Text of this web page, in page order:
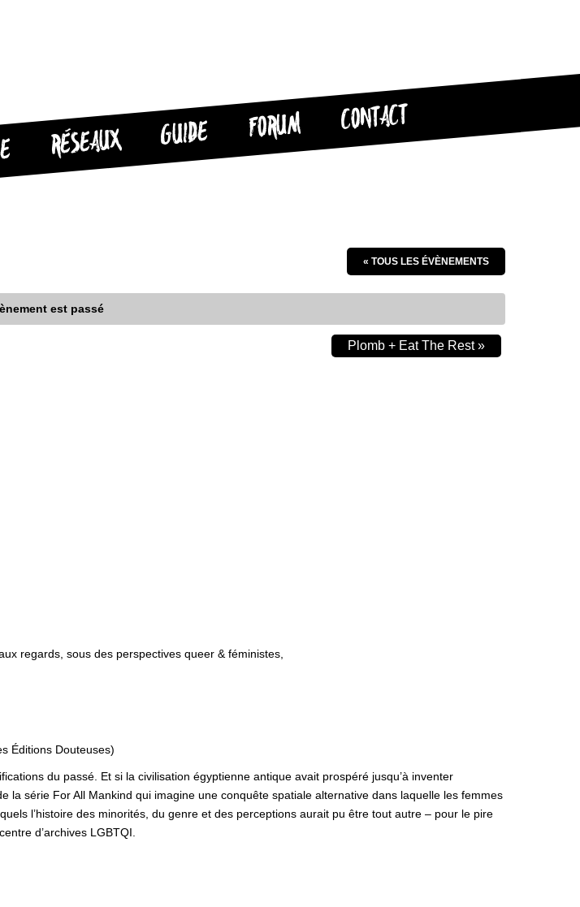
RÉSEAUX GUIDE FORUM CONTACT
« TOUS LES ÉVÈNEMENTS
est passé
Plomb + Eat The Rest»
regards, sous des perspectives queer & féministes,
Éditions Douteuses)
du passé. Et si la civilisation égyptienne antique avait prospéré jusqu’à inventer
la série For All Mankind qui imagine une conquête spatiale alternative dans laquelle les femmes
l’histoire des minorités, du genre et des perceptions aurait pu être tout autre – pour le pire
d’archives LGBTQI.